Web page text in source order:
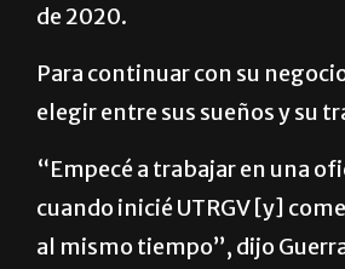
de 2020.
Para continuar con su
elegir entre sus sueños y su
“Empecé a trabajar en una
cuando inicié UTRGV [y]
al mismo tiempo”, dijo